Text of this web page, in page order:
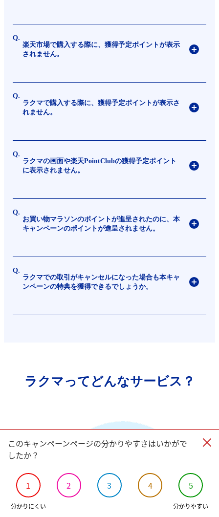
楽天市場で購入する際に、獲得予定ポイントが表示
されません。
ラクマで購入する際に、獲得予定ポイントが表示さ
れません。
ラクマの画面や楽天PointClubの獲得予定ポイント
に表示されません。
お買い物マラソンのポイントが進呈されたのに、本
キャンペーンのポイントが進呈されません。
ラクマでの取引がキャンセルになった場合も本キャ
ンペーンの特典を獲得できるでしょうか。
ラクマってどんなサービス？
楽天運営のお得
フリマサービ
このキャンペーンページの分かりやすさはいかがで
したか？
1 2 3 4 5
分かりにくい 分かりやすい